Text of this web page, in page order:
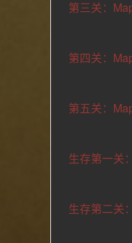
第三关：
第四关：
第五关：
生存第一关
生存第二关